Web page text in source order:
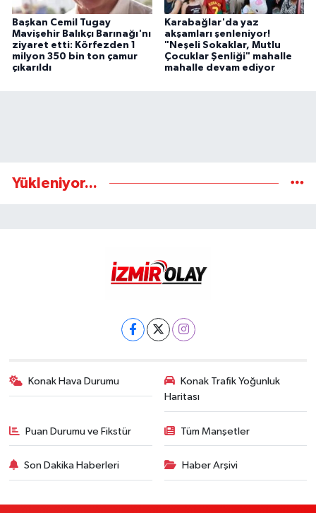
Başkan Cemil Tugay
Mavişehir Balıkçı Barınağı'nı
ziyaret etti: Körfezden 1
milyon 350 bin ton çamur
çıkarıldı
Karabağlar'da yaz
akşamları şenleniyor!
"Neşeli Sokaklar, Mutlu
Çocuklar Şenliği" mahalle
mahalle devam ediyor
Yükleniyor...
Konak Hava Durumu
Konak Trafik Yoğunluk
Haritası
Puan Durumu ve Fikstür Tüm Manşetler
Son Dakika Haberleri Haber Arşivi